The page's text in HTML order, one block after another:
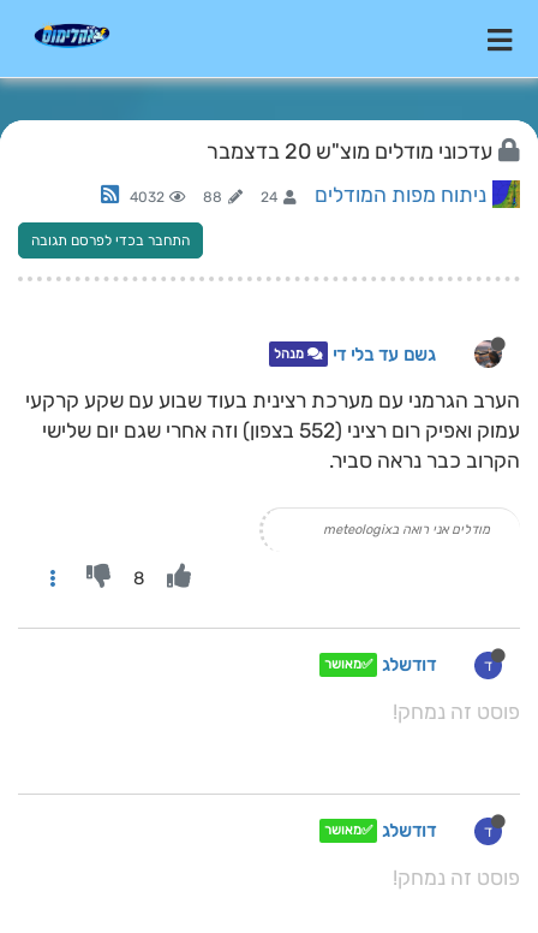
עדכוני מודלים מוצ"ש 20 בדצמבר
ניתוח מפות המודלים 24
88
4032
התחבר בכדי לפרסם תגובה
גשם עד בלי די מנהל
הערב הגרמני עם מערכת רצינית בעוד שבוע עם שקע קרקעי
עמוק ואפיק רום רציני (552 בצפון) וזה אחרי שגם יום שלישי
הקרוב כבר נראה סביר.
מודלים אני רואה בmeteologix
8
ד דודשלג ✅מאושר
פוסט זה נמחק!
ד דודשלג ✅מאושר
פוסט זה נמחק!